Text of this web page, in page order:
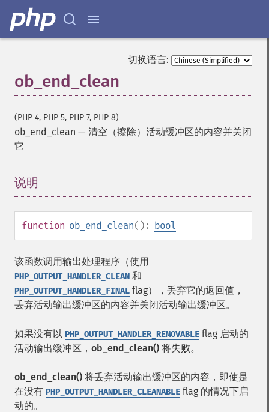
切换语言:
ob_end_clean
(PHP 4, PHP 5, PHP 7, PHP 8)
ob_end_clean — 清空（擦除）活动缓冲区的内容并关闭
它
说明
function ob_end_clean(): bool
该函数调用输出处理程序（使用
PHP_OUTPUT_HANDLER_CLEAN 和
PHP_OUTPUT_HANDLER_FINAL flag），丢弃它的返回值，
丢弃活动输出缓冲区的内容并关闭活动输出缓冲区。
如果没有以 PHP_OUTPUT_HANDLER_REMOVABLE flag 启动的
活动输出缓冲区， ob_end_clean() 将失败。
ob_end_clean() 将丢弃活动输出缓冲区的内容，即使是
在没有 PHP_OUTPUT_HANDLER_CLEANABLE flag 的情况下启
动的。